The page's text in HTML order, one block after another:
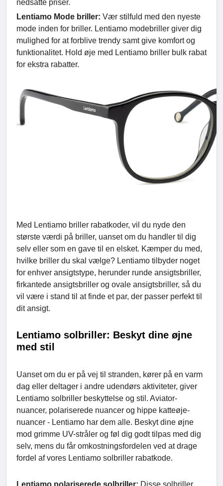
nedsatte priser.
Lentiamo Mode briller: Vær stilfuld med den nyeste
mode inden for briller. Lentiamo modebriller giver dig
mulighed for at forblive trendy samt give komfort og
funktionalitet. Hold øje med Lentiamo briller bulk rabat
for ekstra rabatter.
Med Lentiamo briller rabatkoder, vil du nyde den
største værdi på briller, uanset om du handler til dig
selv eller som en gave til en elsket. Kæmper du med,
hvilke briller du skal vælge? Lentiamo tilbyder noget
for enhver ansigtstype, herunder runde ansigtsbriller,
firkantede ansigtsbriller og ovale ansigtsbriller, så du
vil være i stand til at finde et par, der passer perfekt til
dit ansigt.
Lentiamo solbriller: Beskyt dine øjne
med stil
Uanset om du er på vej til stranden, kører på en varm
dag eller deltager i andre udendørs aktiviteter, giver
Lentiamo solbriller beskyttelse og stil. Aviator-
nuancer, polariserede nuancer og hippe katteøje-
nuancer - Lentiamo har dem alle. Beskyt dine øjne
mod grimme UV-stråler og føl dig godt tilpas med dig
selv, mens du får omkostningsfordelen ved at drage
fordel af vores Lentiamo solbriller rabatkode.